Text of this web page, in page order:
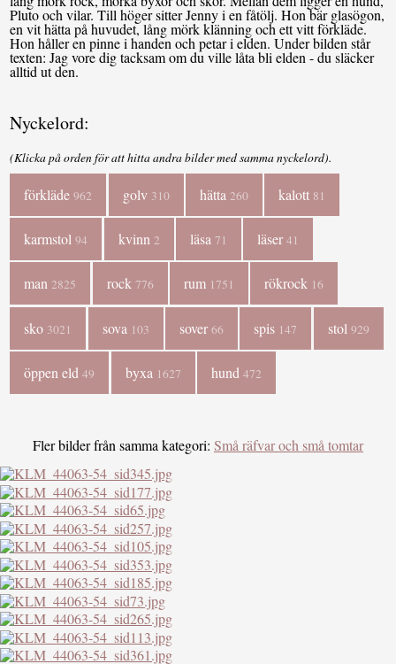
Pluto och vilar. Till höger sitter Jenny i en fåtölj. Hon bär glasögon,
en vit hätta på huvudet, lång mörk klänning och ett vitt förkläde.
Hon håller en pinne i handen och petar i elden. Under bilden står
texten: Jag vore dig tacksam om du ville låta bli elden - du släcker
alltid ut den.
Nyckelord:
(Klicka på orden för att hitta andra bilder med samma nyckelord).
förkläde962 golv 310 hätta 260 kalott 81
karmstol94 kvinn 2 läsa 71 läser41
man 2825 rock 776 rum 1751 rökrock 16
sko 3021 sova 103 sover 66 spis 147 stol 929
öppen eld49 byxa 1627 hund 472
Fler bilder från samma kategori: Små räfvar och små tomtar